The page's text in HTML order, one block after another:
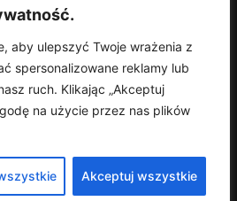
aby ulepszyć Twoje wrażenia z
spersonalizowane reklamy lub
ruch. Klikając „Akceptuj
na użycie przez nas plików
Akceptuj wszystkie